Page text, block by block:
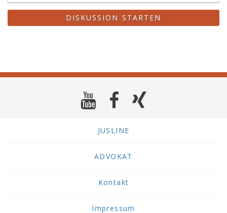
DISKUSSION STARTEN
JUSLINE
ADVOKAT
Kontakt
Impressum